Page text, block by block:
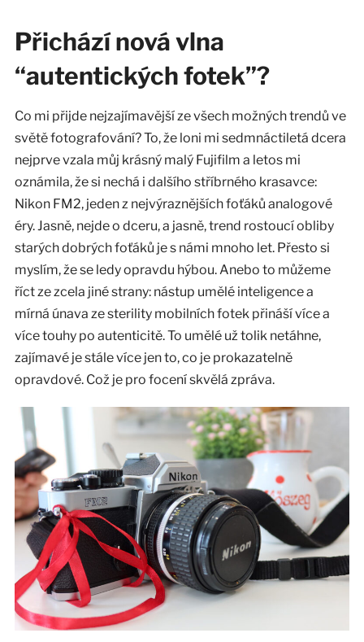
Přichází nová vlna
“autentických fotek”?
Co mi přijde nejzajímavější ze všech možných trendů ve
světě fotografování? To, že loni mi sedmnáctiletá dcera
nejprve vzala můj krásný malý Fujifilm a letos mi
oznámila, že si nechá i dalšího stříbrného krasavce:
Nikon FM2, jeden z nejvýraznějších foťáků analogové
éry. Jasně, nejde o dceru, a jasně, trend rostoucí obliby
starých dobrých foťáků je s námi mnoho let. Přesto si
myslím, že se ledy opravdu hýbou. Anebo to můžeme
říct ze zcela jiné strany: nástup umělé inteligence a
mírná únava ze sterility mobilních fotek přináší více a
více touhy po autenticitě. To umělé už tolik netáhne,
zajímavé je stále více jen to, co je prokazatelně
opravdové. Což je pro focení skvělá zpráva.